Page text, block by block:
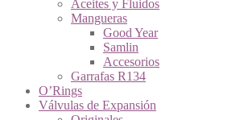
Aceites y Fluidos
Mangueras
Good Year
Samlin
Accesorios
Garrafas R134
O’Rings
Válvulas de Expansión